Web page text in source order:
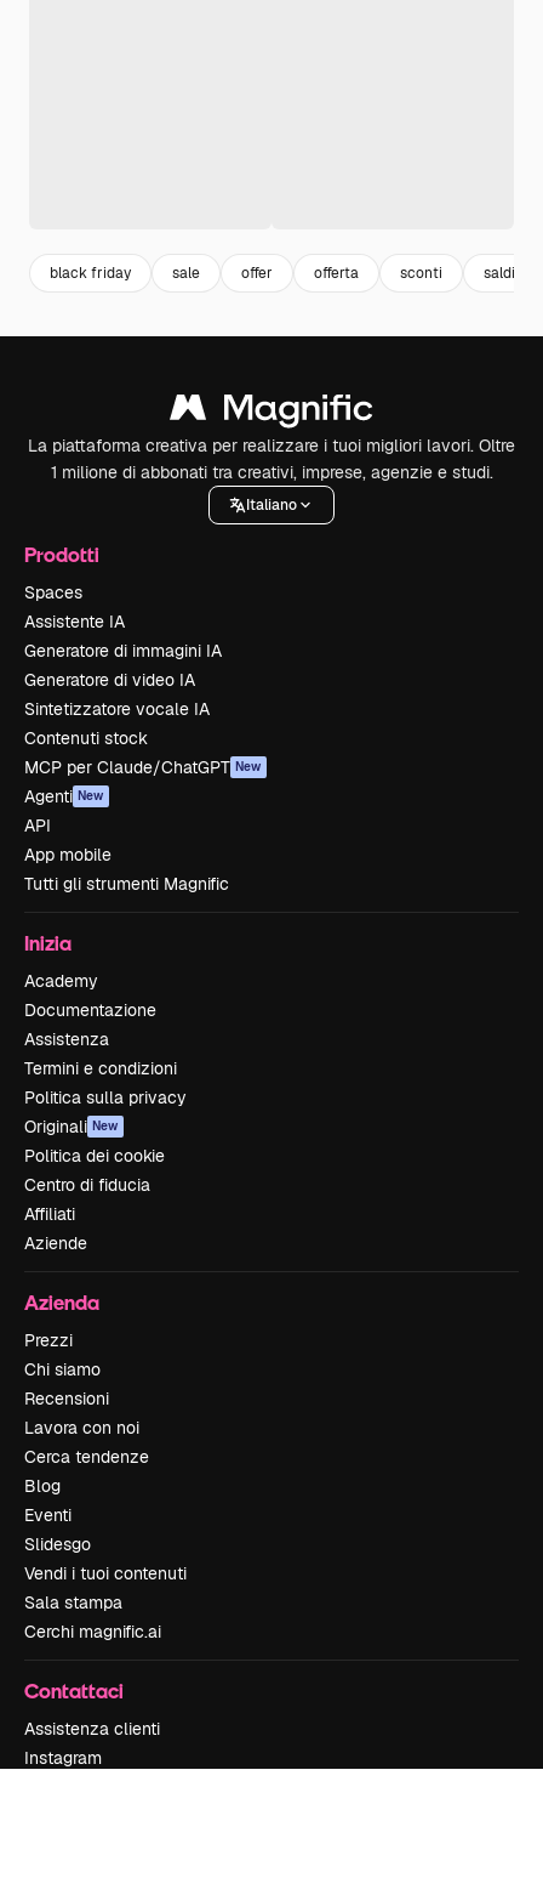
black friday sale offer offerta sconti saldi
La piattaforma creativa per realizzare i tuoi migliori lavori. Oltre
1 milione di abbonati tra creativi, imprese, agenzie e studi.
Italiano
Prodotti
Spaces
Assistente IA
Generatore di immagini IA
Generatore di video IA
Sintetizzatore vocale IA
Contenuti stock
MCP per Claude/ChatGPT New
Agenti New
API
App mobile
Tutti gli strumenti Magnific
Inizia
Academy
Documentazione
Assistenza
Termini e condizioni
Politica sulla privacy
Originali New
Politica dei cookie
Centro di fiducia
Affiliati
Aziende
Azienda
Prezzi
Chi siamo
Recensioni
Lavora con noi
Cerca tendenze
Blog
Eventi
Slidesgo
Vendi i tuoi contenuti
Sala stampa
Cerchi magnific.ai
Contattaci
Assistenza clienti
Instagram